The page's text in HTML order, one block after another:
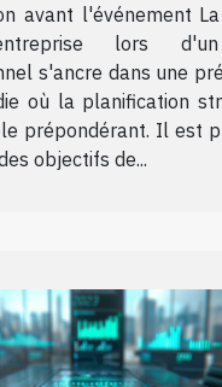
avant l'événement
lors
s'ancre dans une
où la planification
prépondérant. Il est
objectifs de...